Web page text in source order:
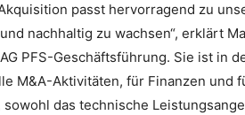
passt hervorragend zu
nachhaltig zu wachsen“, erklärt
PFS-Geschäftsführung. Sie ist in
M&A-Aktivitäten, für Finanzen und
sowohl das technische